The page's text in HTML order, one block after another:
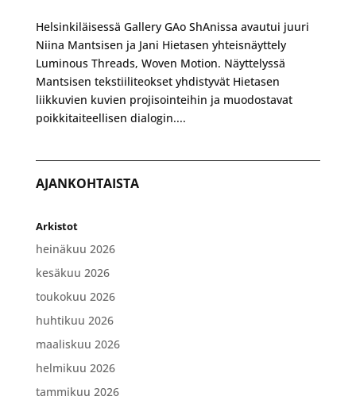
Helsinkiläisessä Gallery GAo ShAnissa avautui juuri
Niina Mantsisen ja Jani Hietasen yhteisnäyttely
Luminous Threads, Woven Motion. Näyttelyssä
Mantsisen tekstiiliteokset yhdistyvät Hietasen
liikkuvien kuvien projisointeihin ja muodostavat
poikkitaiteellisen dialogin....
AJANKOHTAISTA
Arkistot
heinäkuu 2026
kesäkuu 2026
toukokuu 2026
huhtikuu 2026
maaliskuu 2026
helmikuu 2026
tammikuu 2026